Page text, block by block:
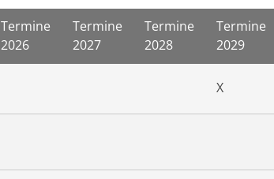
Termine
2026
Termine
2027
Termine
2028
Termine
2029
X